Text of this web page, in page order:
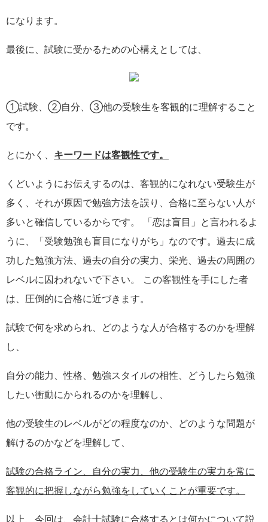
になります。
最後に、試験に受かるための心構えとしては、
①試験、②自分、③他の受験生を客観的に理解すること
です。
とにかく、 キーワードは客観性です。
くどいようにお伝えするのは、客観的になれない受験生が
多く、それが原因で勉強方法を誤り、合格に至らない人が
多いと確信しているからです。 「恋は盲目」と言われるよ
うに、「受験勉強も盲目になりがち」なのです。過去に成
功した勉強方法、過去の自分の実力、栄光、過去の周囲の
レベルに囚われないで下さい。 この客観性を手にした者
は、圧倒的に合格に近づきます。
試験で何を求められ、どのような人が合格するのかを理解
し、
自分の能力、性格、勉強スタイルの相性、どうしたら勉強
したい衝動にかられるのかを理解し、
他の受験生のレベルがどの程度なのか、どのような問題が
解けるのかなどを理解して、
試験の合格ライン、自分の実力、他の受験生の実力を常に
客観的に把握しながら勉強をしていくことが重要です。
以上、今回は、会計士試験に合格するとは何かについて説